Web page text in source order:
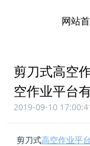
网站
剪刀式高空
空作业平台
2019-09-10
剪刀式高空作业平